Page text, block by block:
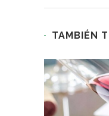
TAMBIÉN